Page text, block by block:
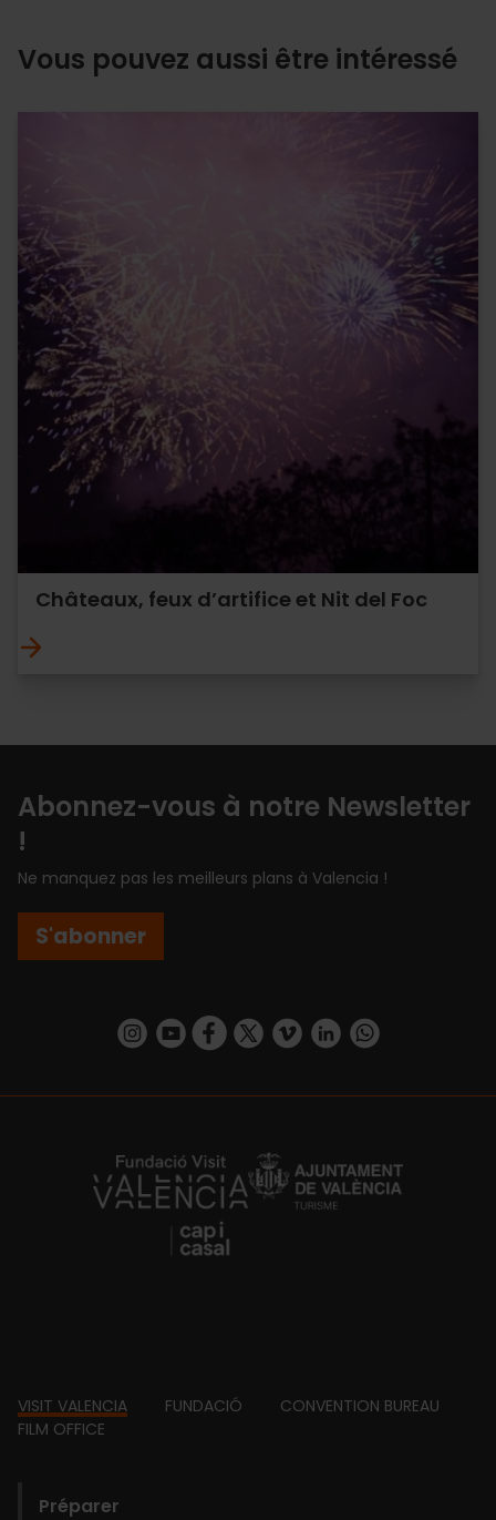
Vous pouvez aussi être intéressé
Châteaux, feux d’artifice et Nit del Foc
Abonnez-vous à notre Newsletter
!
Ne manquez pas les meilleurs plans à Valencia !
S'abonner
https://www.instagram.com/visit_valencia/
https://www.youtube.com/user/
https://www.facebook.com/
https://twitter.com/
https://vimeo.com/
https://www.linkedin.com/company/turismo-valencia/https://api.whatsapp.com/send/
https://fundacion.visitvalencia.com/
Footer
VISIT VALENCIA FUNDACIÓ
CONVENTION BUREAU
FILM OFFICE
Préparer